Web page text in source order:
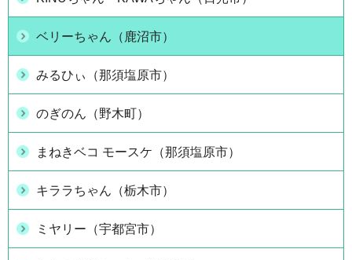
ベリーちゃん（鹿沼市）
みるひぃ（那須塩原市）
のぎのん（野木町）
まねきベコ モースケ（那須塩原市）
キララちゃん（栃木市）
ミヤリー（宇都宮市）